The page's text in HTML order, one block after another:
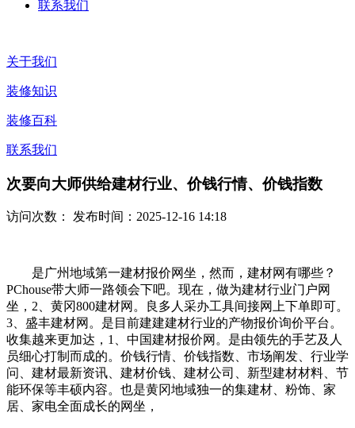
联系我们
关于我们
装修知识
装修百科
联系我们
次要向大师供给建材行业、价钱行情、价钱指数
访问次数： 发布时间：2025-12-16 14:18
是广州地域第一建材报价网坐，然而，建材网有哪些？
PChouse带大师一路领会下吧。现在，做为建材行业门户网
坐，2、黄冈800建材网。良多人采办工具间接网上下单即可。
3、盛丰建材网。是目前建建建材行业的产物报价询价平台。
收集越来更加达，1、中国建材报价网。是由领先的手艺及人
员细心打制而成的。价钱行情、价钱指数、市场阐发、行业学
问、建材最新资讯、建材价钱、建材公司、新型建材材料、节
能环保等丰硕内容。也是黄冈地域独一的集建材、粉饰、家
居、家电全面成长的网坐，